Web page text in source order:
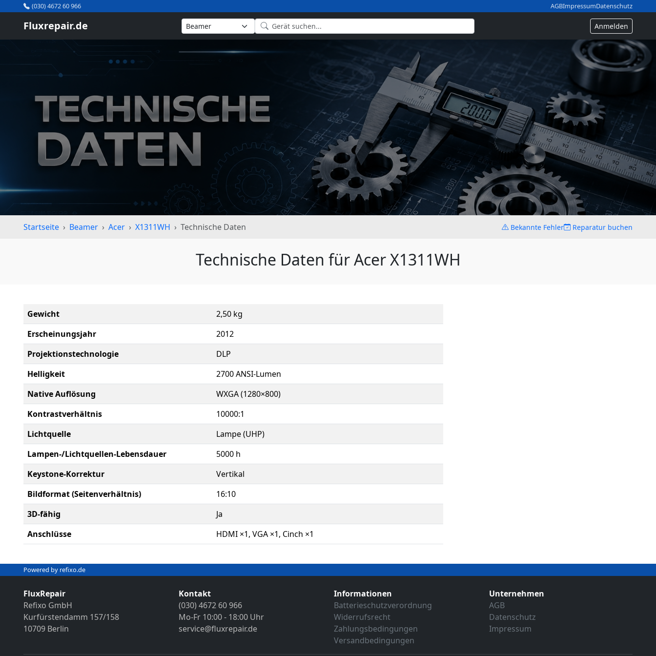
(030) 4672 60 966 AGBImpressumDatenschutz
Fluxrepair.de Anmelden
Startseite Beamer Acer X1311WH Technische Daten Bekannte Fehler Reparatur buchen
Technische Daten für Acer X1311WH
Gewicht
2,50 kg
Erscheinungsjahr
2012
Projektionstechnologie
DLP
Helligkeit
2700 ANSI-Lumen
Native Auflösung
WXGA (1280×800)
Kontrastverhältnis
10000:1
Lichtquelle
Lampe (UHP)
Lampen-/Lichtquellen-Lebensdauer
5000 h
Keystone-Korrektur
Vertikal
Bildformat (Seitenverhältnis)
16:10
3D-fähig
Ja
Anschlüsse
HDMI ×1, VGA ×1, Cinch ×1
Powered by refixo.de
FluxRepair
Refixo GmbH
Kurfürstendamm 157/158
10709 Berlin
Kontakt
(030) 4672 60 966
Mo-Fr 10:00 - 18:00 Uhr
service@fluxrepair.de
Informationen
Batterieschutzverordnung
Widerrufsrecht
Zahlungsbedingungen
Versandbedingungen
Unternehmen
AGB
Datenschutz
Impressum